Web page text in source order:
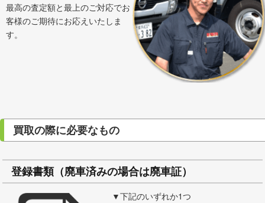
最高の査定額と最上のご対応でお
客様のご期待にお応えいたしま
す。
買取の際に必要なもの
登録書類（廃車済みの場合は廃車証）
▼下記のいずれか1つ